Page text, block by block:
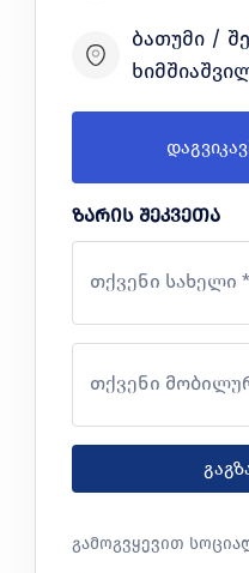
ბათუმი /
ზარის შეკვეთა
თქვენი სახელი *
თქვენი
გამოგვყევით